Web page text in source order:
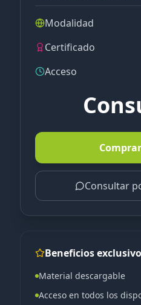
Modalidad
Certificado
Acceso
Consultar
Beneficios
Material descargable
Acceso en todos los